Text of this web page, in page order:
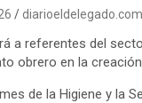
a referentes del
obrero en la
de la Higiene y la